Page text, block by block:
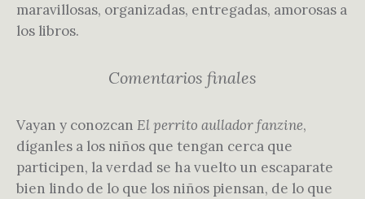
maravillosas, organizadas, entregadas, amorosas a
los libros.
Comentarios finales
Vayan y conozcan El perrito aulladorfanzine,
díganles a los niños que tengan cerca que
participen, la verdad se ha vuelto un escaparate
bien lindo de lo que los niños piensan, de lo que